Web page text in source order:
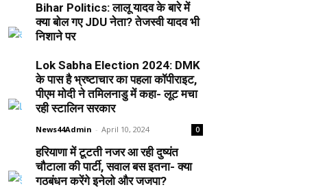
Bihar Politics: लालू यादव के बारे में
क्या बोल गए JDU नेता? तेजस्वी यादव भी
निशाने पर
Lok Sabha Election 2024: DMK
के पास है भ्रष्टाचार का पहला कॉपीराइट,
पीएम मोदी ने तमिलनाडु में कहा- लूट मचा
रही स्टालिन सरकार
News44Admin - April 10, 2024 0
हरियाणा में टूटती नजर आ रही दुष्यंत
चौटाला की पार्टी, सवाल बस इतना- क्या
गठबंधन करेंगे इनेलो और जजपा?